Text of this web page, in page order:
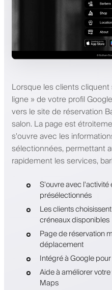
Lorsque les clients
ligne » de votre profil
vers le site de réservation
salon. La page est
s'ouvre avec les
sélectionnées, permettant
rapidement les services,
S'ouvre avec l'activité
présélectionnés
Les clients
créneaux disponibles
Page de réservation
déplacement
Intégré à Google
Aide à améliorer
Maps